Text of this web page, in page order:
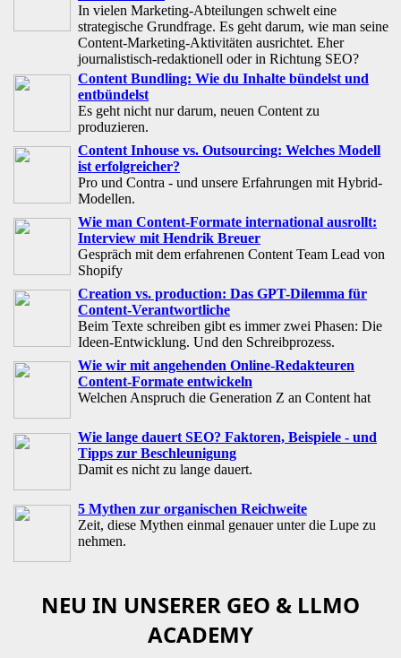
In vielen Marketing-Abteilungen schwelt eine
strategische Grundfrage. Es geht darum, wie man seine
Content-Marketing-Aktivitäten ausrichtet. Eher
journalistisch-redaktionell oder in Richtung SEO?
Content Bundling: Wie du Inhalte bündelst und
entbündelst
Es geht nicht nur darum, neuen Content zu
produzieren.
Content Inhouse vs. Outsourcing: Welches Modell
ist erfolgreicher?
Pro und Contra - und unsere Erfahrungen mit Hybrid-
Modellen.
Wie man Content-Formate international ausrollt:
Interview mit Hendrik Breuer
Gespräch mit dem erfahrenen Content Team Lead von
Shopify
Creation vs. production: Das GPT-Dilemma für
Content-Verantwortliche
Beim Texte schreiben gibt es immer zwei Phasen: Die
Ideen-Entwicklung. Und den Schreibprozess.
Wie wir mit angehenden Online-Redakteuren
Content-Formate entwickeln
Welchen Anspruch die Generation Z an Content hat
Wie lange dauert SEO? Faktoren, Beispiele - und
Tipps zur Beschleunigung
Damit es nicht zu lange dauert.
5 Mythen zur organischen Reichweite
Zeit, diese Mythen einmal genauer unter die Lupe zu
nehmen.
NEU IN UNSERER GEO & LLMO
ACADEMY